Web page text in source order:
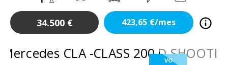
34.500 € 423,65 €/mes
VO